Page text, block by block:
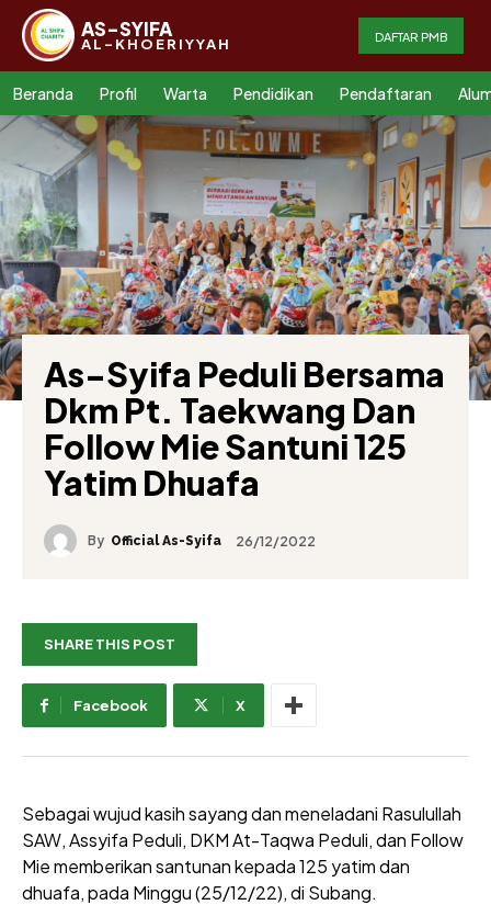
AS-SYIFA
AL-KHOERIYYAH DAFTAR PMB
Beranda Profil Warta Pendidikan Pendaftaran
As-Syifa Peduli Bersama
Dkm Pt. Taekwang Dan
Follow Mie Santuni 125
Yatim Dhuafa
By Official As-Syifa 26/12/2022
SHARE THIS POST
Facebook X
Sebagai wujud kasih sayang dan meneladani Rasulullah
SAW, Assyifa Peduli, DKM At-Taqwa Peduli, dan Follow
Mie memberikan santunan kepada 125 yatim dan
dhuafa, pada Minggu (25/12/22), di Subang.